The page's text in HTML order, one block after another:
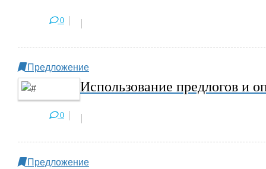
0
Предложение
Использование предлогов и
0
Предложение